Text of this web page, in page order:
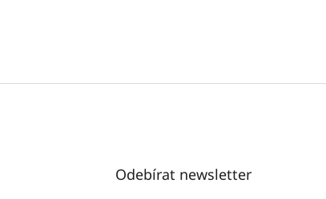
Odebírat newsletter